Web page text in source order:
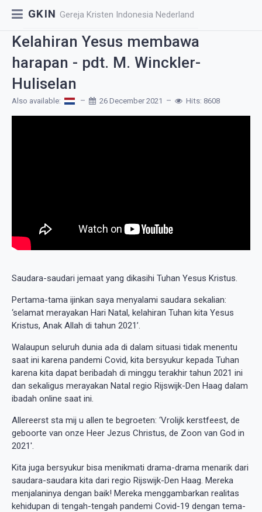
GKIN Gereja Kristen Indonesia Nederland
Kelahiran Yesus membawa
harapan - pdt. M. Winckler-
Huliselan
Also available: 26 December 2021 Hits: 8608
Saudara-saudari jemaat yang dikasihi Tuhan Yesus Kristus.
Pertama-tama ijinkan saya menyalami saudara sekalian:
‘selamat merayakan Hari Natal, kelahiran Tuhan kita Yesus
Kristus, Anak Allah di tahun 2021’.
Walaupun seluruh dunia ada di dalam situasi tidak menentu
saat ini karena pandemi Covid, kita bersyukur kepada Tuhan
karena kita dapat beribadah di minggu terakhir tahun 2021 ini
dan sekaligus merayakan Natal regio Rijswijk-Den Haag dalam
ibadah online saat ini.
Allereerst sta mij u allen te begroeten: ‘Vrolijk kerstfeest, de
geboorte van onze Heer Jezus Christus, de Zoon van God in
2021'.
Kita juga bersyukur bisa menikmati drama-drama menarik dari
saudara-saudara kita dari regio Rijswijk-Den Haag. Mereka
menjalaninya dengan baik! Mereka menggambarkan realitas
kehidupan di tengah-tengah pandemi Covid-19 dengan tema-